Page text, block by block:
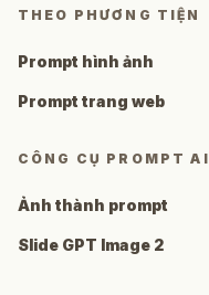
THEO PHƯƠNG TIỆN
Prompt hình ảnh
Prompt trang web
CÔNG CỤ PROMPT AI
Ảnh thành prompt
Slide GPT Image 2